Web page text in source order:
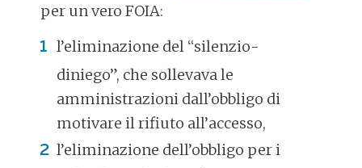
per un vero FOIA:
l’eliminazione del “silenzio-
diniego”, che sollevava le
amministrazioni dall’obbligo di
motivare il rifiuto all’accesso,
l’eliminazione dell’obbligo per i